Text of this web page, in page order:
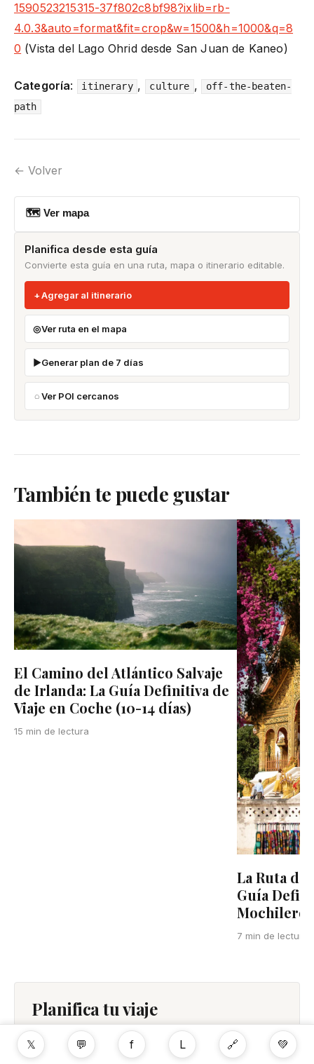
1590523215315-37f802c8bf98?ixlib=rb-
4.0.3&auto=format&fit=crop&w=1500&h=1000&q=8
0 (Vista del Lago Ohrid desde San Juan de Kaneo)
Categoría: itinerary , culture ,
off-the-beaten-
path
← Volver
🗺 Ver mapa
Planifica desde esta guía
Convierte esta guía en una ruta, mapa o itinerario editable.
Agregar al itinerario
Ver ruta en el mapa
Generar plan de 7 días
Ver POI cercanos
También te puede gustar
El Camino del Atlántico Salvaje
de Irlanda: La Guía Definitiva de
Viaje en Coche (10-14 días)
15 min de lectura
La Ruta
Guía
Mochilero
7 min de lectura
Planifica tu viaje
PLANIFICAR UN VIAJE
𝕏 💬 f L 🔗 💚